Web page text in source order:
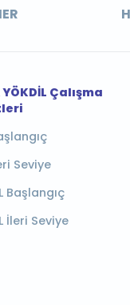
YÖKDİL Çalışma
Seviye
Başlangıç
İleri Seviye